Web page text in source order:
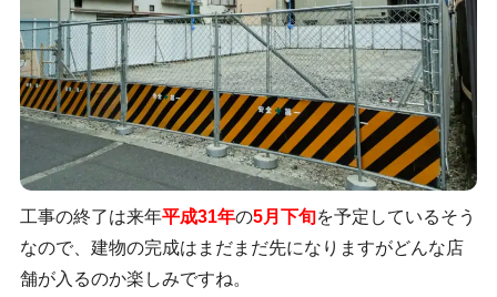
工事の終了は来年平成31年の5月下旬を予定しているそう
なので、建物の完成はまだまだ先になりますがどんな店
舗が入るのか楽しみですね。